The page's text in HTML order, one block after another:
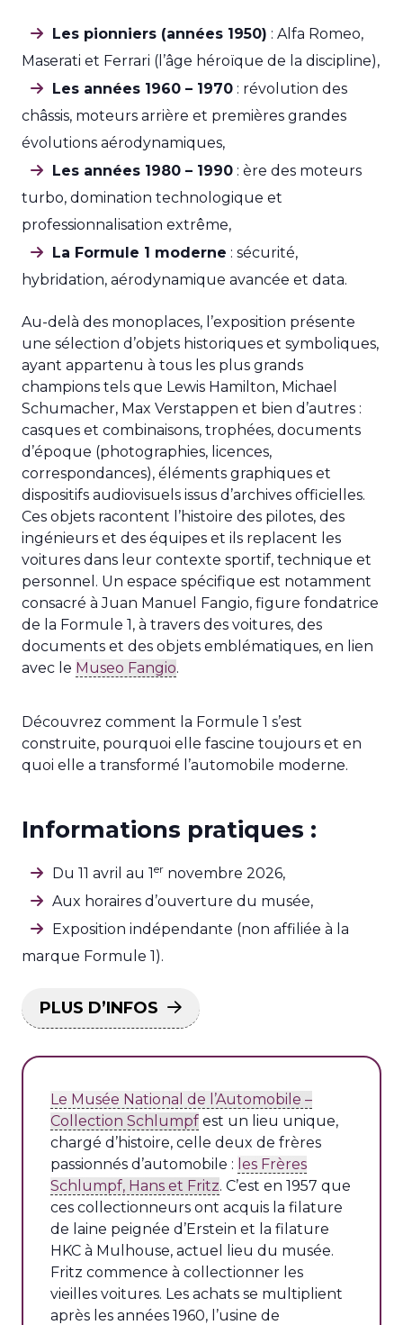
Les pionniers (années 1950) : Alfa Romeo,
Maserati et Ferrari (l’âge héroïque de la discipline),
Les années 1960 – 1970 : révolution des
châssis, moteurs arrière et premières grandes
évolutions aérodynamiques,
Les années 1980 – 1990 : ère des moteurs
turbo, domination technologique et
professionnalisation extrême,
La Formule 1 moderne : sécurité,
hybridation, aérodynamique avancée et data.
Au-delà des monoplaces, l’exposition présente
une sélection d’objets historiques et symboliques,
ayant appartenu à tous les plus grands
champions tels que Lewis Hamilton, Michael
Schumacher, Max Verstappen et bien d’autres :
casques et combinaisons, trophées, documents
d’époque (photographies, licences,
correspondances), éléments graphiques et
dispositifs audiovisuels issus d’archives officielles.
Ces objets racontent l’histoire des pilotes, des
ingénieurs et des équipes et ils replacent les
voitures dans leur contexte sportif, technique et
personnel. Un espace spécifique est notamment
consacré à Juan Manuel Fangio, figure fondatrice
de la Formule 1, à travers des voitures, des
documents et des objets emblématiques, en lien
avec le Museo Fangio.
Découvrez comment la Formule 1 s’est
construite, pourquoi elle fascine toujours et en
quoi elle a transformé l’automobile moderne.
Informations pratiques :
Du 11 avril au 1er novembre 2026,
Aux horaires d’ouverture du musée,
Exposition indépendante (non affiliée à la
marque Formule 1).
PLUS D’INFOS
Le Musée National de l’Automobile –
Collection Schlumpf est un lieu unique,
chargé d’histoire, celle deux de frères
passionnés d’automobile : les Frères
Schlumpf, Hans et Fritz. C’est en 1957 que
ces collectionneurs ont acquis la filature
de laine peignée d’Erstein et la filature
HKC à Mulhouse, actuel lieu du musée.
Fritz commence à collectionner les
vieilles voitures. Les achats se multiplient
après les années 1960, l’usine de